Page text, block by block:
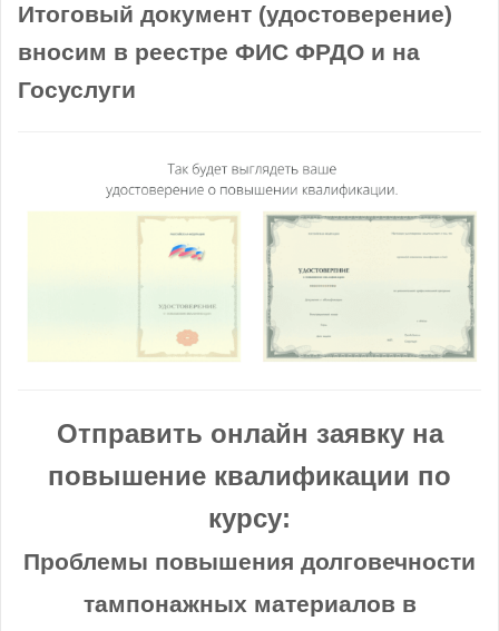
Итоговый документ (удостоверение)
вносим в реестре ФИС ФРДО и на
Госуслуги
Отправить онлайн заявку на
повышение квалификации по
курсу:
Проблемы повышения долговечности
тампонажных материалов в